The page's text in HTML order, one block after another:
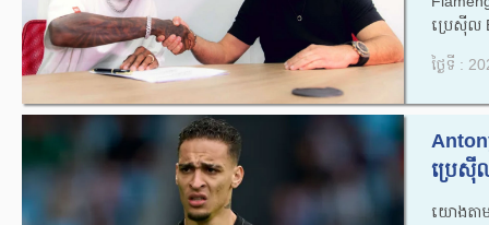
ប្រេស៊ីល
ថ្ងៃទី :
ប្រេស៊ី
យោងតា